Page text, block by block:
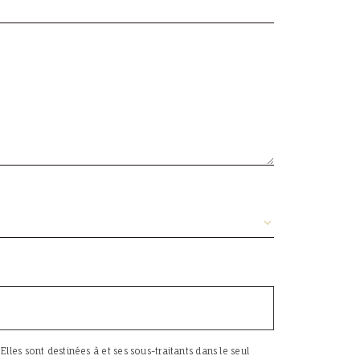
sont destinées à et ses sous-traitants dans le seul